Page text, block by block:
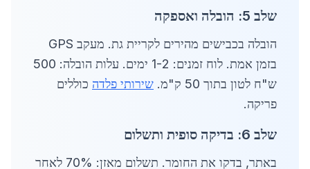
שלב 5: הובלה ואספקה
הובלה בכבישים מהירים לקריית גת. מעקב GPS
בזמן אמת. לוח זמנים: 1-2 ימים. עלות הובלה: 500
ש"ח לטון בתוך 50 ק"מ.
שירותי פלדה כוללים
פריקה.
שלב 6: בדיקה סופית ותשלום
באתר, בדקו את החומר. תשלום מאזן: 70% לאחר